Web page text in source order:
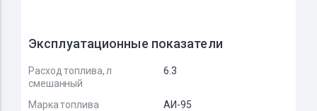
Эксплуатационные показатели
Расход топлива, л
смешанный
6.3
Марка топлива
АИ-95